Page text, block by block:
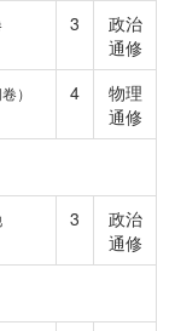
3
政治
通修
） 4
物理
通修
3
政治
通修